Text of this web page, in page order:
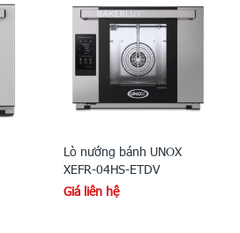
Lò nướng bánh UNOX
XEFR-04HS-ETDV
Giá liên hệ